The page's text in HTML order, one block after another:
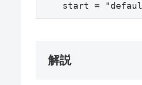
start =
解説